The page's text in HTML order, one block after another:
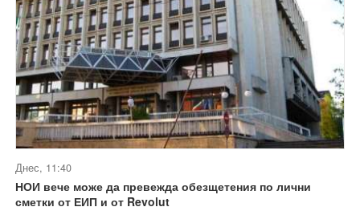
Днес, 11:40
НОИ вече може да превежда обезщетения по лични
сметки от ЕИП и от Revolut